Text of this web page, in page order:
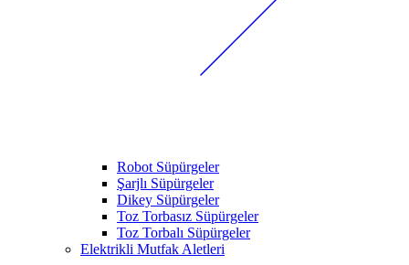
Robot Süpürgeler
Şarjlı Süpürgeler
Dikey Süpürgeler
Toz Torbasız Süpürgeler
Toz Torbalı Süpürgeler
Elektrikli Mutfak Aletleri